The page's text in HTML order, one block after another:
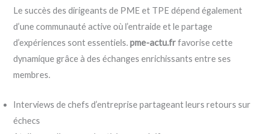
Le succès des dirigeants de PME et TPE dépend également
d’une communauté active où l’entraide et le partage
d’expériences sont essentiels.pme-actu.frfavorise cette
dynamique grâce à des échanges enrichissants entre ses
membres.
Interviews de chefs d’entreprise partageant leurs retours sur
échecs